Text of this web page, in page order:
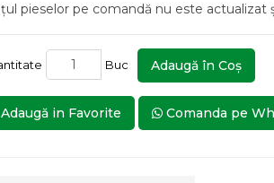
pieselor pe comandă nu este actualizat
Buc Adaugă în Coş
Adaugă in Favorite Comanda pe